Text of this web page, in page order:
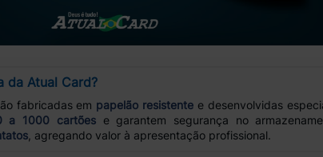
da Atual Card?
fabricadas em papelão resistente e desenvolvidas
a 1000 cartõese garantem segurança no
, agregando valor à apresentação profissional.